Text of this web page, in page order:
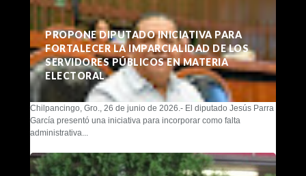
PROPONE DIPUTADO INICIATIVA PARA
FORTALECER LA IMPARCIALIDAD DE LOS
SERVIDORES PÚBLICOS EN MATERIA
ELECTORAL
Chilpancingo, Gro., 26 de junio de 2026.- El diputado Jesús Parra
García presentó una iniciativa para incorporar como falta
administrativa...